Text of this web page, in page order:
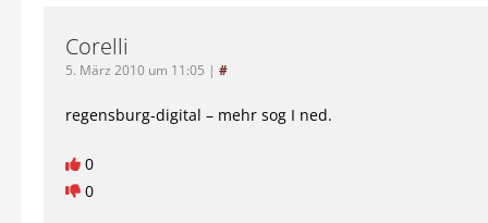
Corelli
5. März 2010 um 11:05 | #
regensburg-digital – mehr sog I ned.
0
0